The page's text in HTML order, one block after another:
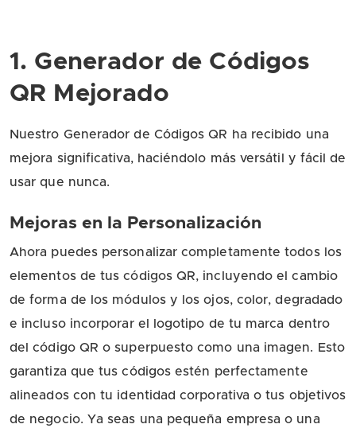
1. Generador de Códigos
QR Mejorado
Nuestro Generador de Códigos QR ha recibido una
mejora significativa, haciéndolo más versátil y fácil de
usar que nunca.
Mejoras en la Personalización
Ahora puedes personalizar completamente todos los
elementos de tus códigos QR, incluyendo el cambio
de forma de los módulos y los ojos, color, degradado
e incluso incorporar el logotipo de tu marca dentro
del código QR o superpuesto como una imagen. Esto
garantiza que tus códigos estén perfectamente
alineados con tu identidad corporativa o tus objetivos
de negocio. Ya seas una pequeña empresa o una